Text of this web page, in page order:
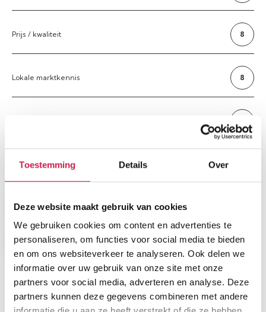
Toestemming Details Over
Deze website maakt gebruik van cookies
We gebruiken cookies om content en advertenties te
personaliseren, om functies voor social media te bieden
en om ons websiteverkeer te analyseren. Ook delen we
informatie over uw gebruik van onze site met onze
partners voor social media, adverteren en analyse. Deze
partners kunnen deze gegevens combineren met andere
Prijs / kwaliteit 8
Lokale marktkennis 8
Terug naar overzicht
Deel dit artikel
REFERENTIES